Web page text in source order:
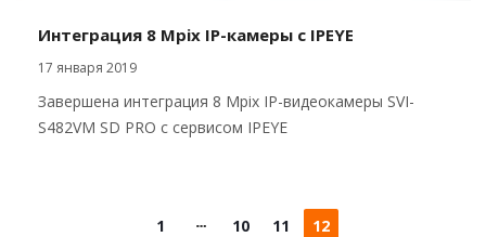
Интеграция 8 Mpix IP-камеры c IPEYE
17 января 2019
Завершена интеграция 8 Mpix IP-видеокамеры SVI-
S482VM SD PRO с сервисом IPEYE
1 10 11 12